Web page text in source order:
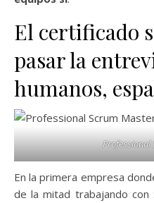
El certificado
pasar la
humanos,
Professional
En la primera empresa
de la mitad trabajando con